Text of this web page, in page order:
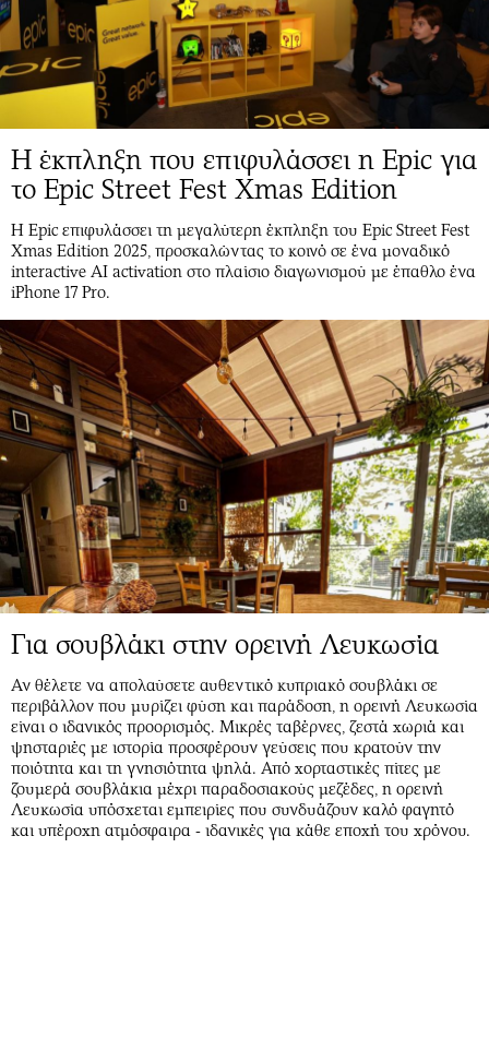
Η έκπληξη που επιφυλάσσει η Epic για
το Epic Street Fest Xmas Edition
Η Epic επιφυλάσσει τη μεγαλύτερη έκπληξη του Epic Street Fest
Xmas Edition 2025, προσκαλώντας το κοινό σε ένα μοναδικό
interactive AI activation στο πλαίσιο διαγωνισμού με έπαθλο ένα
iPhone 17 Pro.
Για σουβλάκι στην ορεινή Λευκωσία
Αν θέλετε να απολαύσετε αυθεντικό κυπριακό σουβλάκι σε
περιβάλλον που μυρίζει φύση και παράδοση, η ορεινή Λευκωσία
είναι ο ιδανικός προορισμός. Μικρές ταβέρνες, ζεστά χωριά και
ψησταριές με ιστορία προσφέρουν γεύσεις που κρατούν την
ποιότητα και τη γνησιότητα ψηλά. Από χορταστικές πίτες με
ζουμερά σουβλάκια μέχρι παραδοσιακούς μεζέδες, η ορεινή
Λευκωσία υπόσχεται εμπειρίες που συνδυάζουν καλό φαγητό
και υπέροχη ατμόσφαιρα - ιδανικές για κάθε εποχή του χρόνου.